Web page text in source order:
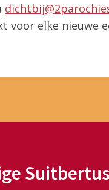
voor elke nieuwe
Suitbertus